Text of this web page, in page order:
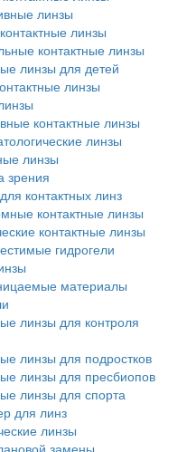
линзы
линзы
контактные линзы
линзы для детей
линзы
контактные линзы
линзы
линзы
зрения
контактных линз
контактные линзы
контактные линзы
гидрогели
материалы
линзы для контроля
линзы для подростков
линзы для пресбиопов
линзы для спорта
для линз
линзы